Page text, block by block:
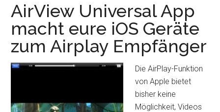
AirView Universal App
macht eure iOS Geräte
zum Airplay Empfänger
Die AirPlay-Funktion
von Apple bietet
bisher keine
Möglichkeit, Videos